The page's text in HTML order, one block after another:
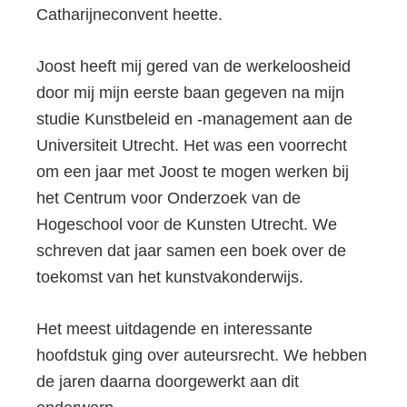
Catharijneconvent heette.
Joost heeft mij gered van de werkeloosheid
door mij mijn eerste baan gegeven na mijn
studie Kunstbeleid en -management aan de
Universiteit Utrecht. Het was een voorrecht
om een jaar met Joost te mogen werken bij
het Centrum voor Onderzoek van de
Hogeschool voor de Kunsten Utrecht. We
schreven dat jaar samen een boek over de
toekomst van het kunstvakonderwijs.
Het meest uitdagende en interessante
hoofdstuk ging over auteursrecht. We hebben
de jaren daarna doorgewerkt aan dit